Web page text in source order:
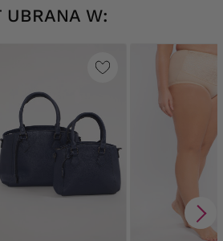
UBRANA W: